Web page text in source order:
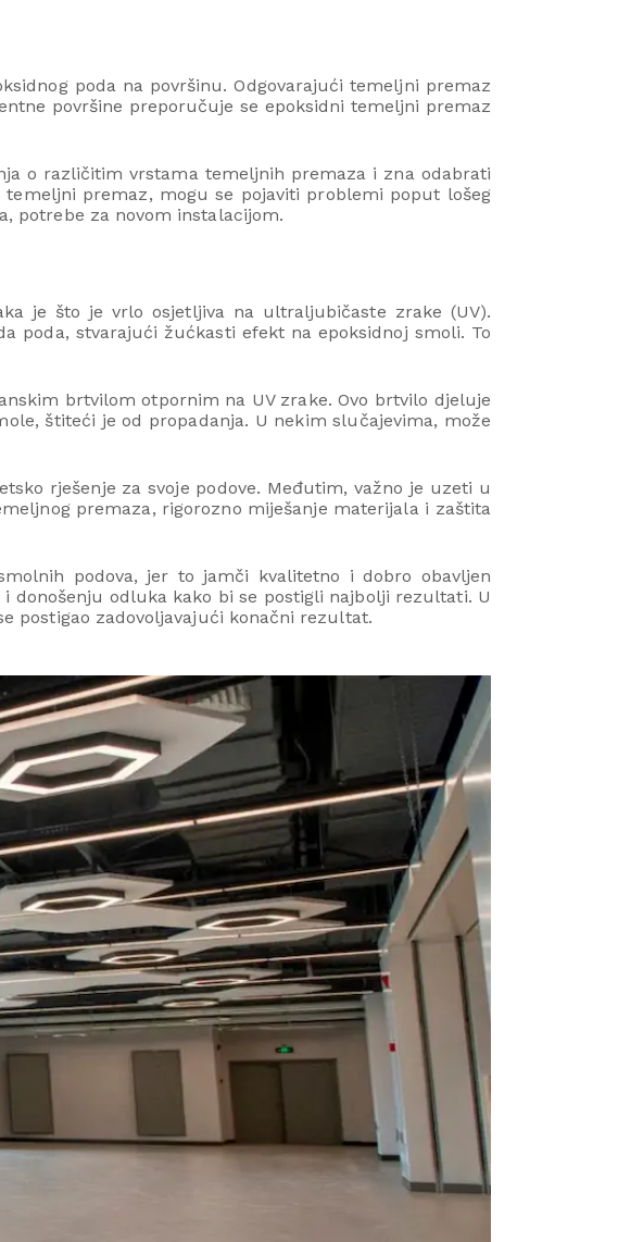
poda na površinu. Odgovarajući temeljni premaz
površine preporučuje se epoksidni temeljni premaz
o različitim vrstama temeljnih premaza i zna odabrati
premaz, mogu se pojaviti problemi poput lošeg
potrebe za novom instalacijom.
je što je vrlo osjetljiva na ultraljubičaste zrake (UV).
poda, stvarajući žućkasti efekt na epoksidnoj smoli. To
brtvilom otpornim na UV zrake. Ovo brtvilo djeluje
štiteći je od propadanja. U nekim slučajevima, može
rješenje za svoje podove. Međutim, važno je uzeti u
premaza, rigorozno miješanje materijala i zaštita
podova, jer to jamči kvalitetno i dobro obavljen
donošenju odluka kako bi se postigli najbolji rezultati. U
postigao zadovoljavajući konačni rezultat.